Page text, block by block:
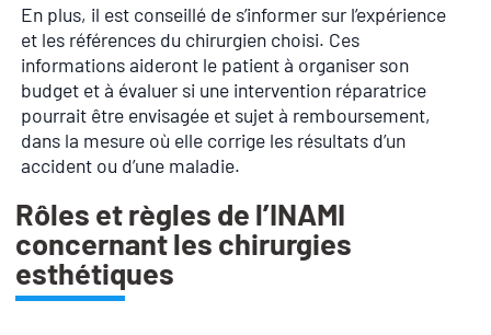
En plus, il est conseillé de s’informer sur l’expérience
et les références du chirurgien choisi. Ces
informations aideront le patient à organiser son
budget et à évaluer si une intervention réparatrice
pourrait être envisagée et sujet à remboursement,
dans la mesure où elle corrige les résultats d’un
accident ou d’une maladie.
Rôles et règles de l’INAMI
concernant les chirurgies
esthétiques